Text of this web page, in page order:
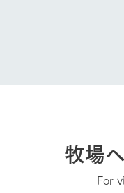
牧場
For